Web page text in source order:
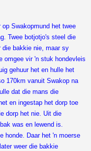
Swakopmund het twee
Twee botjotjo's steel die
die bakkie nie, maar sy
omgee vir 'n stuk hondevleis
gehuur het en hulle het
170km vanuit Swakop na
dat die mans die
en ingestap het dorp toe
dorp het nie. Uit die
was en lewend is.
honde. Daar het 'n moerse
weer die bakkie